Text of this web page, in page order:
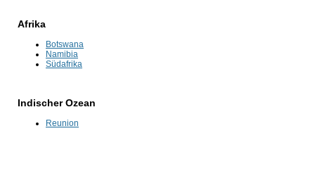
Afrika
Botswana
Namibia
Südafrika
Indischer Ozean
Reunion